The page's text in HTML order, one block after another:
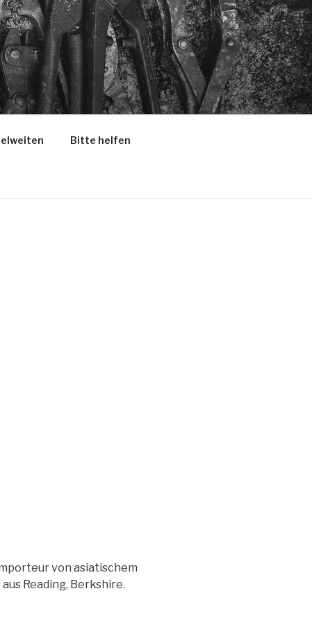
Bitte helfen
von asiatischem
Reading, Berkshire.